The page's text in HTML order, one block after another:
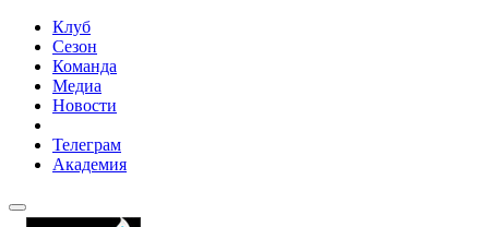
Клуб
Сезон
Команда
Медиа
Новости
Телеграм
Академия